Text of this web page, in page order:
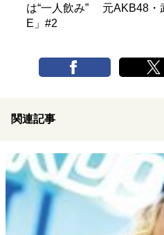
は“一人飲み” 元AKB48・
E」#2
関連記事